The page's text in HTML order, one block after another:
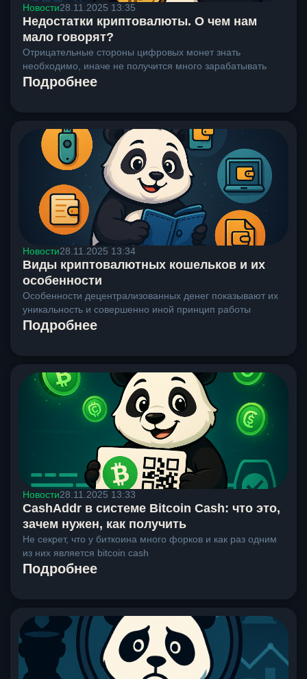
Новости28.11.2025 13:35
Недостатки криптовалюты. О чем нам
мало говорят?
Отрицательные стороны цифровых монет знать
необходимо, иначе не получится много зарабатывать
Подробнее
Новости28.11.2025 13:34
Виды криптовалютных кошельков и их
особенности
Особенности децентрализованных денег показывают их
уникальность и совершенно иной принцип работы
Подробнее
Новости28.11.2025 13:33
CashAddr в системе Bitcoin Cash: что это,
зачем нужен, как получить
Не секрет, что у биткоина много форков и как раз одним
из них является bitcoin cash
Подробнее